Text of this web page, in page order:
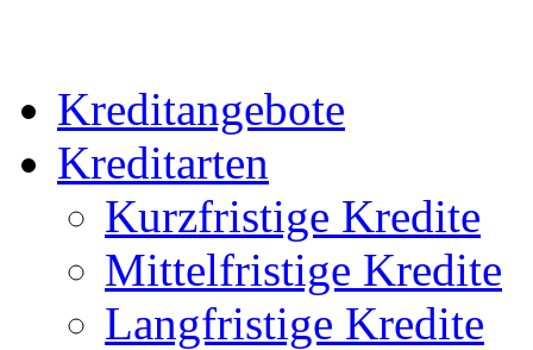
Kreditangebote
Kreditarten
Kurzfristige Kredite
Mittelfristige Kredite
Langfristige Kredite